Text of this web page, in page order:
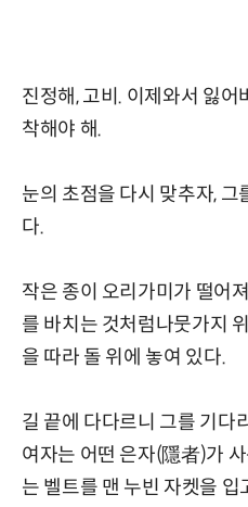
진정해, 고비. 이제와서 잃어
착해야 해.
눈의 초점을 다시 맞추자,
다.
작은 종이 오리가미가 떨어
를 바치는 것처럼나뭇가지
을 따라 돌 위에 놓여 있다.
길 끝에 다다르니 그를 기다
여자는 어떤 은자(隱者)가
는 벨트를 맨 누빈 자켓을